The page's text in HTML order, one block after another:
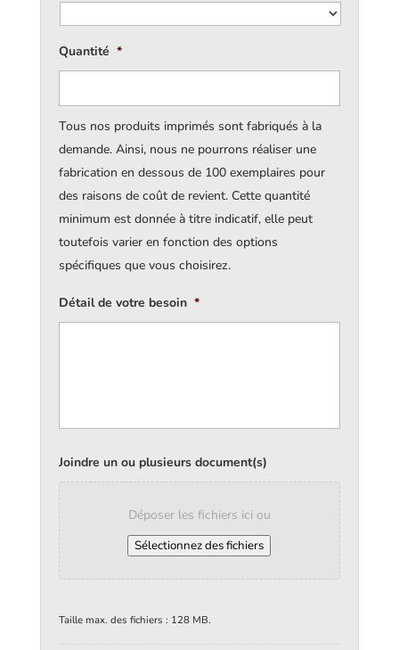
Quantité *
Tous nos produits imprimés sont fabriqués à la
demande. Ainsi, nous ne pourrons réaliser une
fabrication en dessous de 100 exemplaires pour
des raisons de coût de revient. Cette quantité
minimum est donnée à titre indicatif, elle peut
toutefois varier en fonction des options
spécifiques que vous choisirez.
Détail de votre besoin *
Joindre un ou plusieurs document(s)
Déposer les fichiers ici ou
Sélectionnez des fichiers
Taille max. des fichiers : 128 MB.